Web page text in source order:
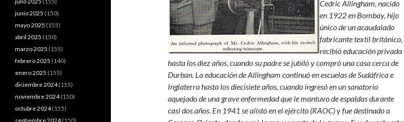
Cedric Allingham, nacido
en 1922 en Bombay, hijo
único de un acaudalado
fabricante textil británico,
recibió educación privada
hasta los diez años, cuando su padre se jubiló y compró una casa cerca de
Durban. La educación de Allingham continuó en escuelas de Sudáfrica e
Inglaterra hasta los diecisiete años, cuando ingresó en un sanatorio
aquejado de una grave enfermedad que le mantuvo de espaldas durante
casi dos años. En 1941 se alistó en el ejército (RAOC) y fue destinado a
junio 2025 (150)
mayo 2025 (155)
abril 2025 (150)
marzo 2025 (155)
febrero 2025 (140)
enero 2025 (155)
diciembre 2024(155)
noviembre 2024(150)
octubre 2024(155)
septiembre 2024(150)